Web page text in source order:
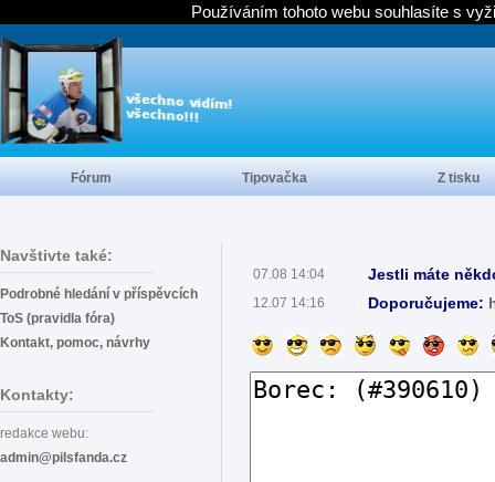
Navštivte také:
Podrobné hledání v příspěvcích
ToS (pravidla fóra)
Kontakt, pomoc, návrhy
Kontakty:
redakce webu:
admin@pilsfanda.cz
07.08 14:04 Jestli máte
12.07 14:16 Doporučujeme:
Fórum Tipovačka Z tisku
Používáním tohoto webu souhlasíte s